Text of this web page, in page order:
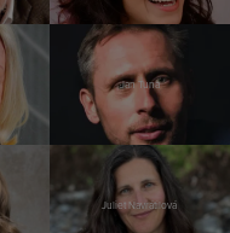
Jan Tuna
Juliet Navrátilová